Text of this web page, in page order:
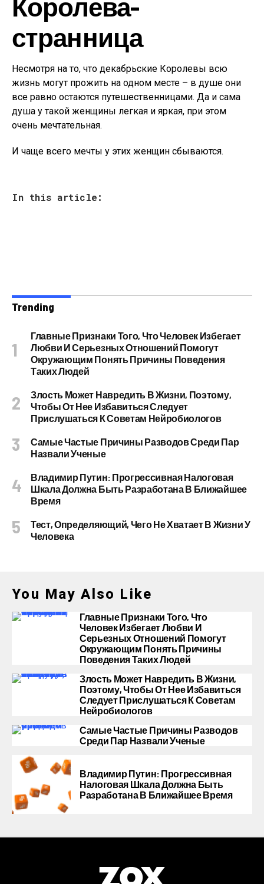
Королева-
странница
Несмотря на то, что декабрьские Королевы всю
жизнь могут прожить на одном месте – в душе они
все равно остаются путешественницами. Да и сама
душа у такой женщины легкая и яркая, при этом
очень мечтательная.
И чаще всего мечты у этих женщин сбываются.
In this article:
Trending
Главные Признаки Того, Что Человек Избегает
Любви И Серьезных Отношений Помогут
Окружающим Понять Причины Поведения
Таких Людей
Злость Может Навредить В Жизни, Поэтому,
Чтобы От Нее Избавиться Следует
Прислушаться К Советам Нейробиологов
Самые Частые Причины Разводов Среди Пар
Назвали Ученые
Владимир Путин: Прогрессивная Налоговая
Шкала Должна Быть Разработана В Ближайшее
Время
Тест, Определяющий, Чего Не Хватает В Жизни У
Человека
You May Also Like
Главные Признаки Того, Что
Человек Избегает Любви И
Серьезных Отношений Помогут
Окружающим Понять Причины
Поведения Таких Людей
Злость Может Навредить В Жизни,
Поэтому, Чтобы От Нее Избавиться
Следует Прислушаться К Советам
Нейробиологов
Самые Частые Причины Разводов
Среди Пар Назвали Ученые
Владимир Путин: Прогрессивная
Налоговая Шкала Должна Быть
Разработана В Ближайшее Время